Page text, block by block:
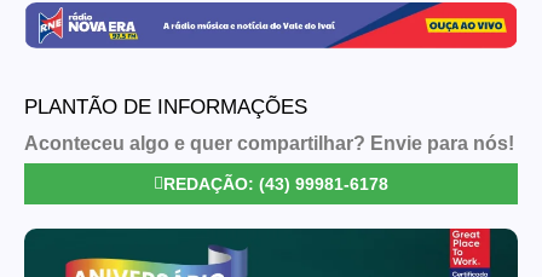
PLANTÃO DE INFORMAÇÕES
Aconteceu algo e quer compartilhar? Envie para nós!
REDAÇÃO: (43) 99981-6178